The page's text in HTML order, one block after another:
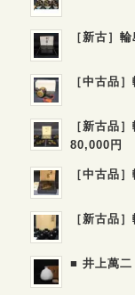
［新古］
［中古品
［新古品
80,000円
［中古品
［新古品
■ 井上萬